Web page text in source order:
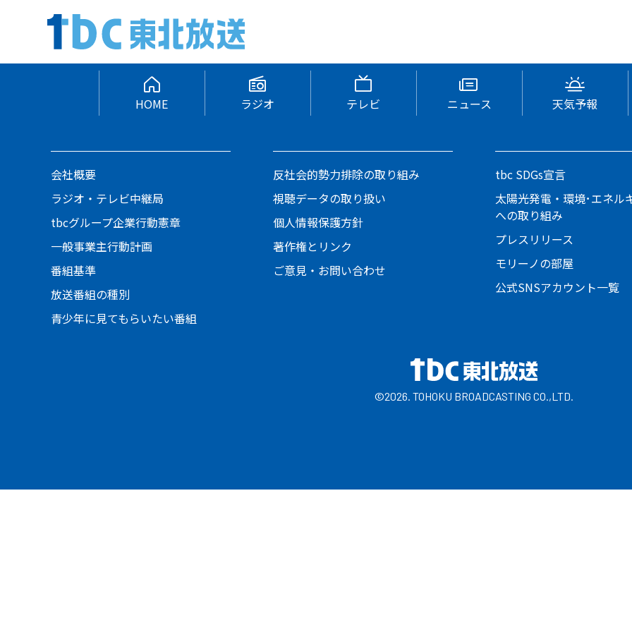
HOME ラジオ テレビ ニュース 天気予報
会社概要
ラジオ・テレビ中継局
tbcグループ企業行動憲章
一般事業主行動計画
番組基準
放送番組の種別
青少年に見てもらいたい番組
反社会的勢力排除の取り組み
視聴データの取り扱い
個人情報保護方針
著作権とリンク
ご意見・お問い合わせ
tbc SDGs宣言
太陽光発電・環境･エネル
への取り組み
プレスリリース
モリーノの部屋
公式SNSアカウント一覧
©2026. TOHOKU BROADCASTING CO.,LTD.